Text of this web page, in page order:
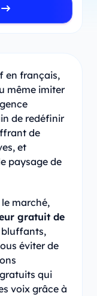
en français,
même imiter
de redéfinir
de
et
paysage de
marché,
gratuit de
bluffants,
éviter de
qui
voix grâce à